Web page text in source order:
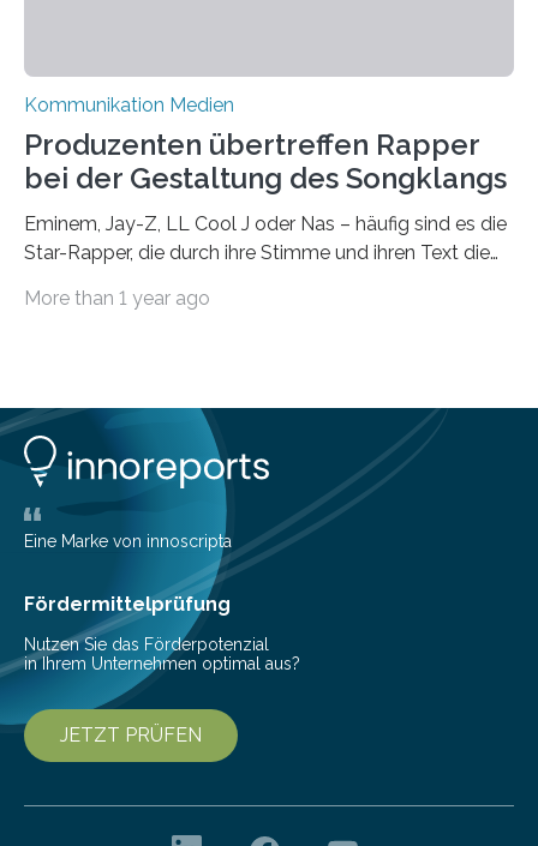
Kommunikation Medien
Produzenten übertreffen Rapper
bei der Gestaltung des Songklangs
Eminem, Jay-Z, LL Cool J oder Nas – häufig sind es die
Star-Rapper, die durch ihre Stimme und ihren Text die
beanspruchen. In der Fachliteratur finden sich bislang
Universität Hamburg konnte nun in einer im Journal of
the Audio Engineering Society veröffentlichten Studie
belegen, dass es eindeutig die Produzenten sind. Um
die…
More than 1 year ago
Eine Marke von innoscripta
Fördermittelprüfung
Nutzen Sie das Förderpotenzial
in Ihrem Unternehmen optimal aus?
JETZT PRÜFEN